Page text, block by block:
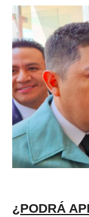
¿PODRÁ